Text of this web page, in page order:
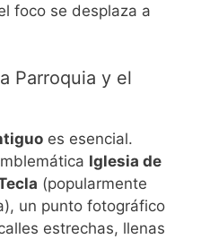
foco se desplaza a
Parroquia y el
es esencial.
Iglesia de
(popularmente
un punto fotográfico
estrechas, llenas